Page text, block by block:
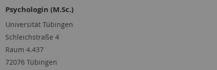
Psychologin (M.Sc.)
Universität Tübingen
Schleichstraße 4
Raum 4.437
72076 Tübingen